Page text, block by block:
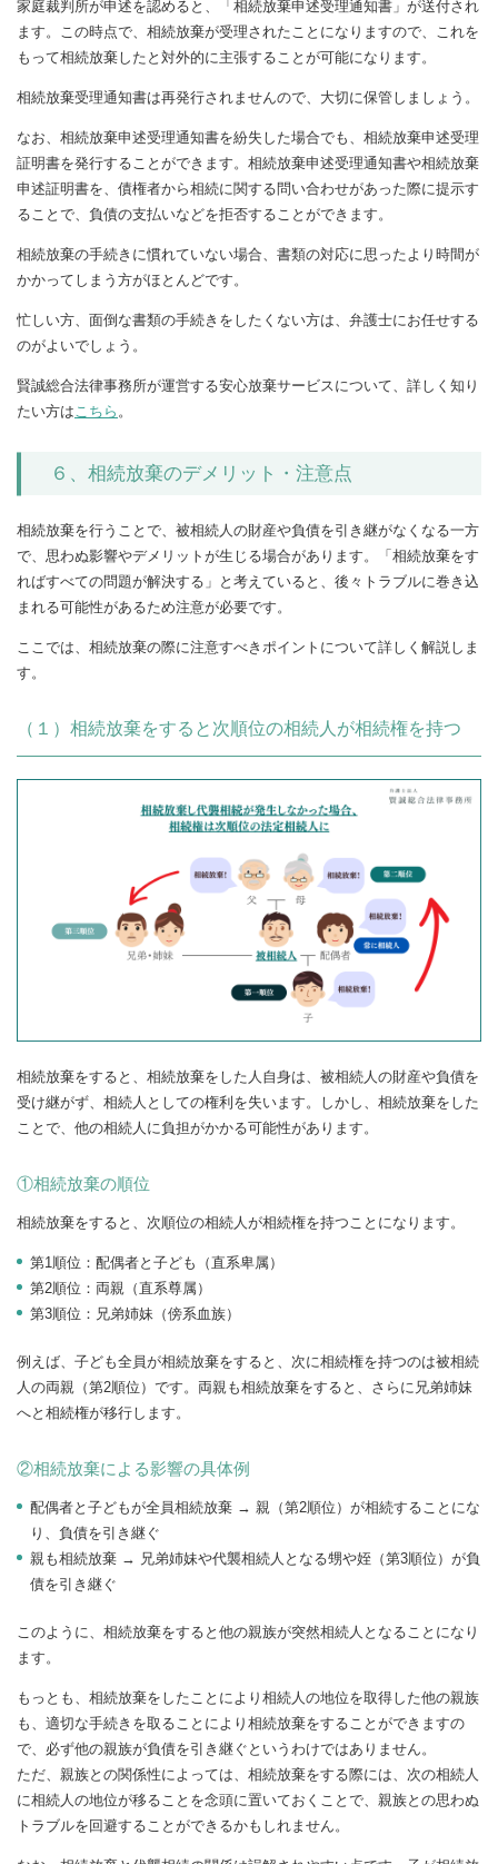
家庭裁判所が申述を認めると、「相続放棄申述受理通知書」が送付され
ます。この時点で、相続放棄が受理されたことになりますので、これを
もって相続放棄したと対外的に主張することが可能になります。
相続放棄受理通知書は再発行されませんので、大切に保管しましょう。
なお、相続放棄申述受理通知書を紛失した場合でも、相続放棄申述受理
証明書を発行することができます。相続放棄申述受理通知書や相続放棄
申述証明書を、債権者から相続に関する問い合わせがあった際に提示す
ることで、負債の支払いなどを拒否することができます。
相続放棄の手続きに慣れていない場合、書類の対応に思ったより時間が
かかってしまう方がほとんどです。
忙しい方、面倒な書類の手続きをしたくない方は、弁護士にお任せする
のがよいでしょう。
賢誠総合法律事務所が運営する安心放棄サービスについて、詳しく知り
たい方はこちら 。
６、相続放棄のデメリット・注意点
相続放棄を行うことで、被相続人の財産や負債を引き継がなくなる一方
で、思わぬ影響やデメリットが生じる場合があります。「相続放棄をす
ればすべての問題が解決する」と考えていると、後々トラブルに巻き込
まれる可能性があるため注意が必要です。
ここでは、相続放棄の際に注意すべきポイントについて詳しく解説しま
す。
（１）相続放棄をすると次順位の相続人が相続権を持つ
相続放棄をすると、相続放棄をした人自身は、被相続人の財産や負債を
受け継がず、相続人としての権利を失います。しかし、相続放棄をした
ことで、他の相続人に負担がかかる可能性があります。
①相続放棄の順位
相続放棄をすると、次順位の相続人が相続権を持つことになります。
第1順位：配偶者と子ども（直系卑属）
第2順位：両親（直系尊属）
第3順位：兄弟姉妹（傍系血族）
例えば、子ども全員が相続放棄をすると、次に相続権を持つのは被相続
人の両親（第2順位）です。両親も相続放棄をすると、さらに兄弟姉妹
へと相続権が移行します。
②相続放棄による影響の具体例
配偶者と子どもが全員相続放棄 → 親（第2順位）が相続することにな
り、負債を引き継ぐ
親も相続放棄 → 兄弟姉妹や代襲相続人となる甥や姪（第3順位）が負
債を引き継ぐ
このように、相続放棄をすると他の親族が突然相続人となることになり
ます。
もっとも、相続放棄をしたことにより相続人の地位を取得した他の親族
も、適切な手続きを取ることにより相続放棄をすることができますの
で、必ず他の親族が負債を引き継ぐというわけではありません。
ただ、親族との関係性によっては、相続放棄をする際には、次の相続人
に相続人の地位が移ることを念頭に置いておくことで、親族との思わぬ
トラブルを回避することができるかもしれません。